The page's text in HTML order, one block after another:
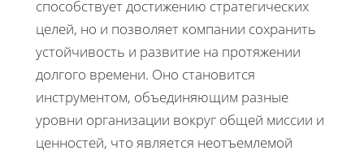
способствует достижению стратегических
целей, но и позволяет компании сохранить
устойчивость и развитие на протяжении
долгого времени. Оно становится
инструментом, объединяющим разные
уровни организации вокруг общей миссии и
ценностей, что является неотъемлемой